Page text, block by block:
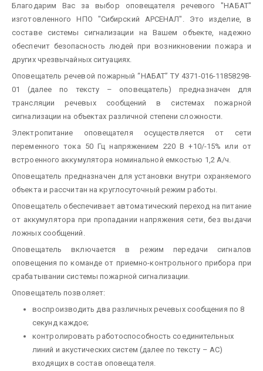
Благодарим Вас за выбор оповещателя речевого "НАБАТ"
изготовленного НПО "Сибирский АРСЕНАЛ". Это изделие, в
составе системы сигнализации на Вашем объекте, надежно
обеспечит безопасность людей при возникновении пожара и
других чрезвычайных ситуациях.
Оповещатель речевой пожарный “НАБАТ” ТУ 4371-016-11858298-
01 (далее по тексту – оповещатель) предназначен для
трансляции речевых сообщений в системах пожарной
сигнализации на объектах различной степени сложности.
Электропитание оповещателя осуществляется от сети
переменного тока 50 Гц напряжением 220 В +10/-15% или от
встроенного аккумулятора номинальной емкостью 1,2 А/ч.
Оповещатель предназначен для установки внутри охраняемого
объекта и рассчитан на круглосуточный режим работы.
Оповещатель обеспечивает автоматический переход на питание
от аккумулятора при пропадании напряжения сети, без выдачи
ложных сообщений.
Оповещатель включается в режим передачи сигналов
оповещения по команде от приемно-контрольного прибора при
срабатывании системы пожарной сигнализации.
Оповещатель позволяет:
воспроизводить два различных речевых сообщения по 8
секунд каждое;
контролировать работоспособность соединительных
линий и акустических систем (далее по тексту – АС)
входящих в состав оповещателя.